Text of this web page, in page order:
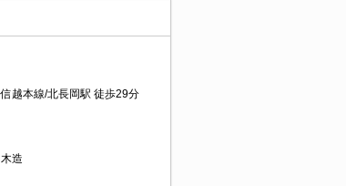
信越本線/北長岡駅 徒歩29分
木造